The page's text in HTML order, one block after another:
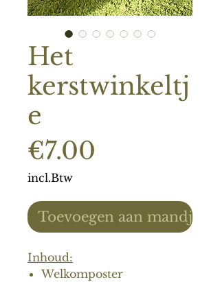
Het
kerstwinkeltj
e
€7.00
incl.Btw
Toevoegen aan mandje
Inhoud:
Welkomposter